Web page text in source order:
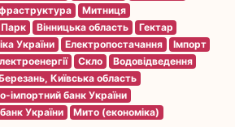
Митниця
Парк Вінницька область
Гектар
України Електропостачання
Імпорт
Скло
Водовідведення
Київська область
імпортний банк України
України
Мито (економіка)